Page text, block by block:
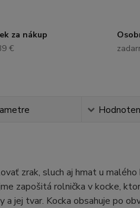
za nákup
€
zrak, sluch aj hmat u
zapošitá rolnička v kocke,
jej tvar. Kocka obsahuje po